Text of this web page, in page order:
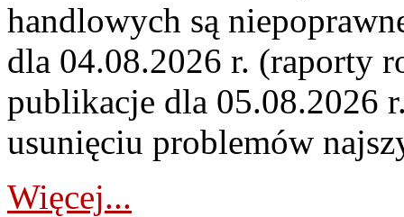
handlowych są
dla 04.08.2026 r. (raporty
publikacje dla 05.08.2026
usunięciu problemów
Więcej...